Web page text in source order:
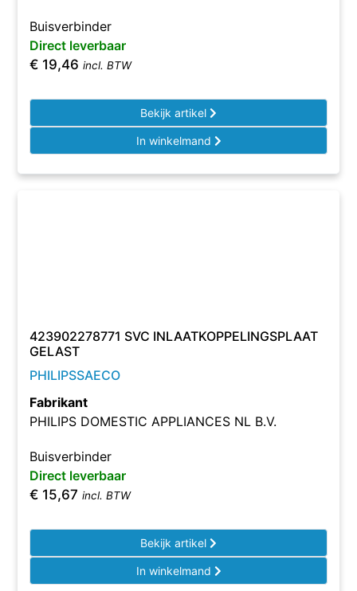
Buisverbinder
Direct leverbaar
€ 19,46 incl. BTW
Bekijk artikel
In winkelmand
423902278771 SVC INLAATKOPPELINGSPLAAT
GELAST
PHILIPSSAECO
Fabrikant
PHILIPS DOMESTIC APPLIANCES NL B.V.
Buisverbinder
Direct leverbaar
€ 15,67 incl. BTW
Bekijk artikel
In winkelmand